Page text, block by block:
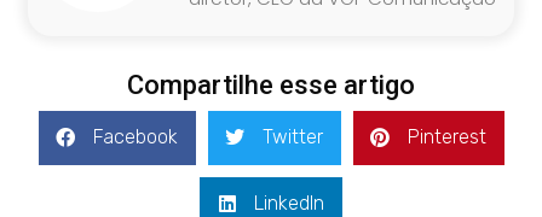
Compartilhe esse artigo
Facebook Twitter Pinterest
LinkedIn